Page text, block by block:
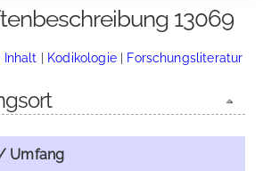
13069
Inhalt | Kodikologie| Forschungsliteratur
Umfang